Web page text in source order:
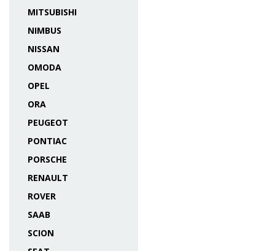
MITSUBISHI
NIMBUS
NISSAN
OMODA
OPEL
ORA
PEUGEOT
PONTIAC
PORSCHE
RENAULT
ROVER
SAAB
SCION